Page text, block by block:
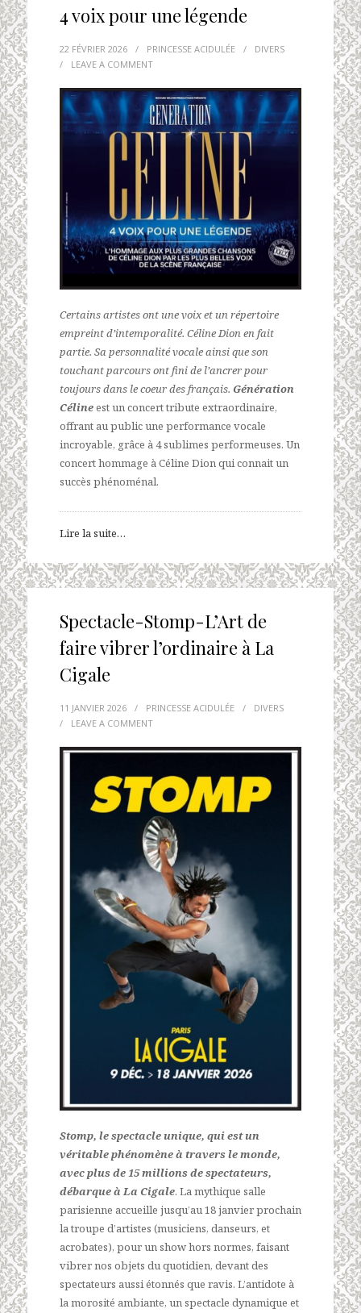
4 voix pour une légende
22 FÉVRIER 2026 / PRINCESSE ACIDULÉE /
DIVERS
/
LEAVE A COMMENT
Certains artistes ont une voix et un répertoire
empreint d’intemporalité. Céline Dion en fait
partie. Sa personnalité vocale ainsi que son
touchant parcours ont fini de l’ancrer pour
toujours dans le coeur des français. Génération
Célineest un concert tribute extraordinaire,
offrant au public une performance vocale
incroyable, grâce à 4 sublimes performeuses. Un
concert hommage à Céline Dion qui connait un
succès phénoménal.
Lire la suite…
Spectacle-Stomp-L’Art de
faire vibrer l’ordinaire à La
Cigale
11 JANVIER 2026 / PRINCESSE ACIDULÉE /
DIVERS
/
LEAVE A COMMENT
Stomp, le spectacle unique, qui est un
véritable phénomène à travers le monde,
avec plus de 15 millions de spectateurs,
débarque à La Cigale. La mythique salle
parisienne accueille jusqu’au 18 janvier prochain
la troupe d’artistes (musiciens, danseurs, et
acrobates), pour un show hors normes, faisant
vibrer nos objets du quotidien, devant des
spectateurs aussi étonnés que ravis. L’antidote à
la morosité ambiante, un spectacle dynamique et